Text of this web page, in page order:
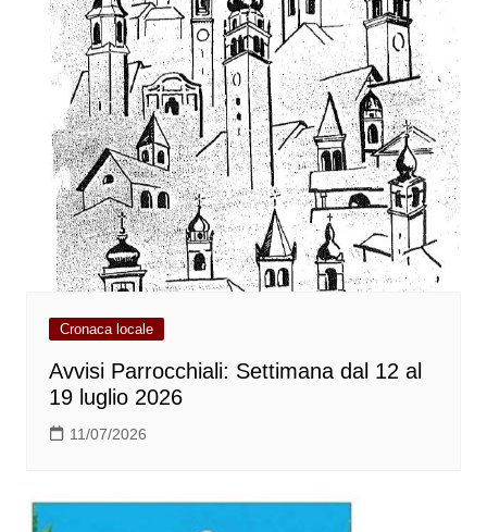
Cronaca locale
Avvisi Parrocchiali: Settimana dal 12 al
19 luglio 2026
11/07/2026